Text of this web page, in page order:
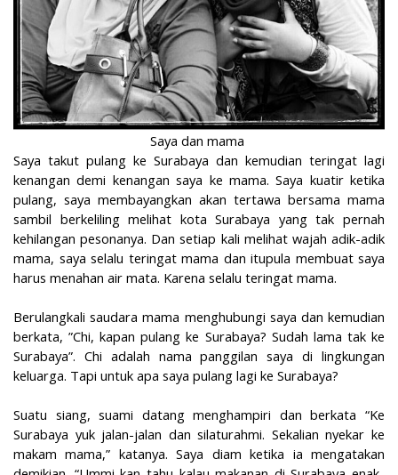
Saya dan mama
Saya takut pulang ke Surabaya dan kemudian teringat lagi
kenangan demi kenangan saya ke mama. Saya kuatir ketika
pulang, saya membayangkan akan tertawa bersama mama
sambil berkeliling melihat kota Surabaya yang tak pernah
kehilangan pesonanya. Dan setiap kali melihat wajah adik-adik
mama, saya selalu teringat mama dan itupula membuat saya
harus menahan air mata. Karena selalu teringat mama.
Berulangkali saudara mama menghubungi saya dan kemudian
berkata, ”Chi, kapan pulang ke Surabaya? Sudah lama tak ke
Surabaya”. Chi adalah nama panggilan saya di lingkungan
keluarga. Tapi untuk apa saya pulang lagi ke Surabaya?
Suatu siang, suami datang menghampiri dan berkata “Ke
Surabaya yuk jalan-jalan dan silaturahmi. Sekalian nyekar ke
makam mama,” katanya. Saya diam ketika ia mengatakan